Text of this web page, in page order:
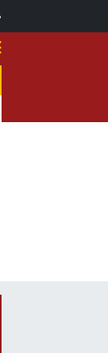
hırsızlık: